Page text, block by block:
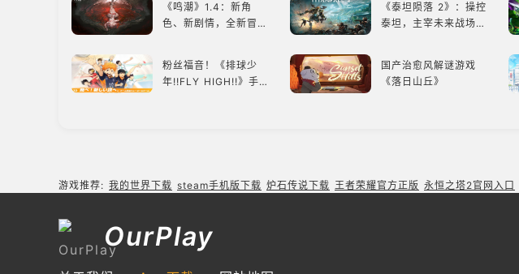
《鸣潮》1.4：新角
色、新剧情，全新冒险
《泰坦陨落 2》：操控
泰坦，主宰未来战场；
粉丝福音！《排球少
年!!FLY HIGH!!》手游
国产治愈风解谜游戏
《落日山丘》
类似《雀魂》的日系游
《原子之心》：苏联科
类似《FIFA足球》的足
游戏推荐: 我的世界下载 steam手机版下载 炉石传说下载 王者荣耀官方正版 永恒之塔2官网入口
OurPlay